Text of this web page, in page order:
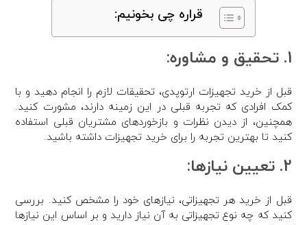
قراره چی بخونیم:
1. تحقیق و مشاوره:
قبل از خرید تجهیزات ارتوپدی، تحقیقات لازم را انجام دهید و با
کمک افرادی که تجربه قبلی در این زمینه دارند، مشورت کنید.
همچنین، از دیدن نظرات و بازخوردهای مشتریان قبلی استفاده
کنید تا بهترین تجربه را برای خرید تجهیزات داشته باشید.
2. تعیین نیازها:
قبل از خرید هر تجهیزاتی، نیازهای خود را مشخص کنید. بررسی
کنید که چه نوع تجهیزاتی به آن نیاز دارید و بر اساس این نیازها